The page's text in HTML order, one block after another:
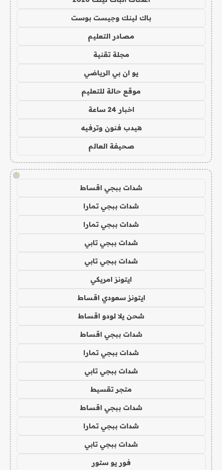
باك لينك وجيست بوست
مصادر التعليم
مجلة تقنية
يو ان بي الرياضي
موقع حالة للتعليم
اخبار 24 ساعة
هيدب فنون وترفيه
صحيفة العالم
!
شدات ببجي اقساط
شدات ببجي تمارا
شدات ببجي تمارا
شدات ببجي تابي
شدات ببجي تابي
ايتونز امريكي
ايتونز سعودي اقساط
شحن يلا لودو اقساط
شدات ببجي اقساط
شدات ببجي تمارا
شدات ببجي تابي
متجر تقسيط
شدات ببجي اقساط
شدات ببجي تمارا
شدات ببجي تابي
فور يو ستور